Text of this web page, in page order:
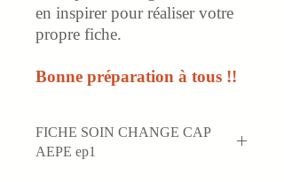
en inspirer pour réaliser votre
propre fiche.
Bonne préparation à tous !!
FICHE SOIN CHANGE CAP
AEPE ep1